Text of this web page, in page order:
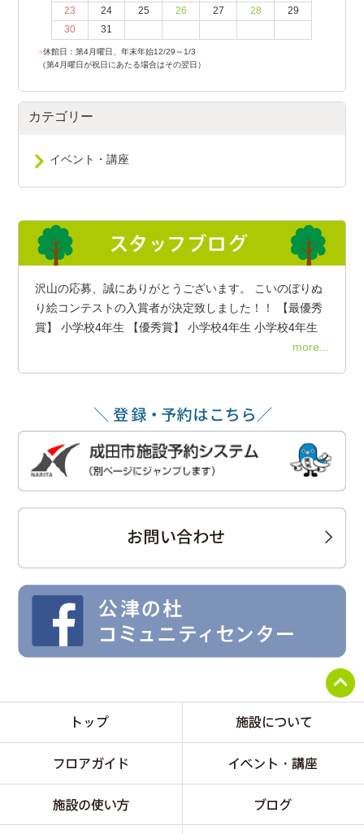
23
24 25 26 27 28
29
30
31
●休館日：第4月曜日、年末年始12/29～1/3
（第4月曜日が祝日にあたる場合はその翌日）
カテゴリー
イベント・講座
沢山の応募、誠にありがとうございます。 こいのぼりぬ
り絵コンテストの入賞者が決定致しました！！ 【最優秀
賞】 小学校4年生 【優秀賞】 小学校4年生 小学校4年生
more...